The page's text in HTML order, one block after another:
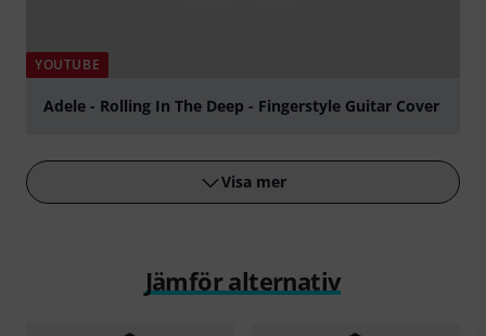
YOUTUBE
Adele - Rolling In The Deep - Fingerstyle Guitar Cover
Visa mer
Jämför alternativ